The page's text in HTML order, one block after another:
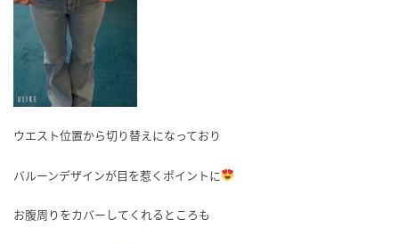
ウエスト位置から切り替えになっており
バルーンデザインが目を惹くポイントに
お腹周りをカバーしてくれるところも